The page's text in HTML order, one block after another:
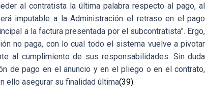
al contratista la última palabra respecto al pago, al
imputable a la Administración el retraso en el pago
a la factura presentada por el subcontratista”. Ergo,
no paga, con lo cual todo el sistema vuelve a pivotar
al cumplimiento de sus responsabilidades. Sin duda
de pago en el anuncio y en el pliego o en el contrato,
ello asegurar su finalidad última(39).